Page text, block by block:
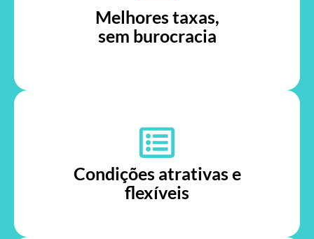
Melhores taxas,
sem burocracia
Condições atrativas e
flexíveis